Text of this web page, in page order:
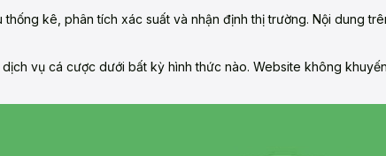
kê, phân tích xác suất và nhận định thị trường. Nội dung
vụ cá cược dưới bất kỳ hình thức nào. Website không